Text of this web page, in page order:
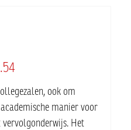
ook om
manier voor
Het